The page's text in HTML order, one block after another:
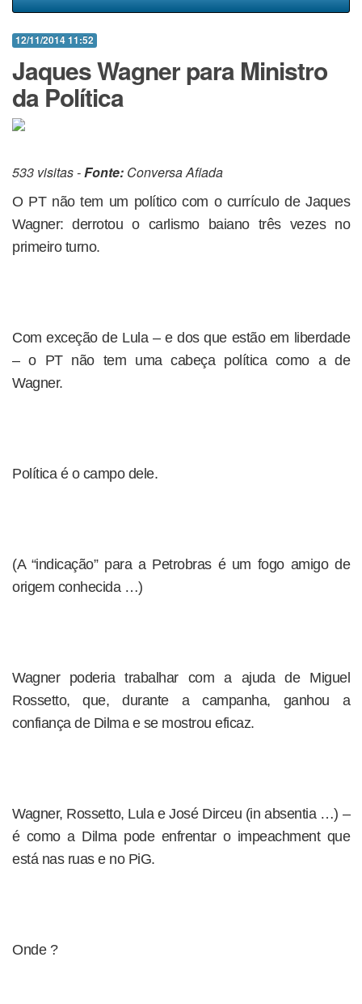
12/11/2014 11:52
Jaques Wagner para Ministro
da Política
533 visitas -Fonte: Conversa Afiada
O PT não tem um político com o currículo de Jaques
Wagner: derrotou o carlismo baiano três vezes no
primeiro turno.
Com exceção de Lula – e dos que estão em liberdade
– o PT não tem uma cabeça política como a de
Wagner.
Política é o campo dele.
(A “indicação” para a Petrobras é um fogo amigo de
origem conhecida …)
Wagner poderia trabalhar com a ajuda de Miguel
Rossetto, que, durante a campanha, ganhou a
confiança de Dilma e se mostrou eficaz.
Wagner, Rossetto, Lula e José Dirceu (in absentia …) –
é como a Dilma pode enfrentar o impeachment que
está nas ruas e no PiG.
Onde ?